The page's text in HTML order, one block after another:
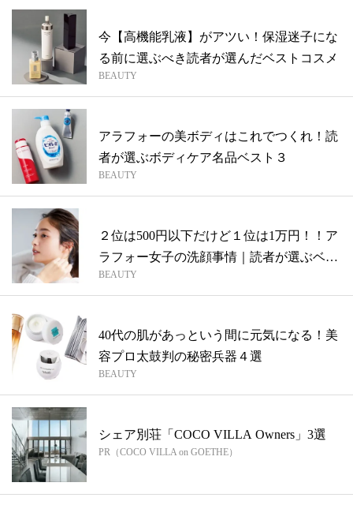
今【高機能乳液】がアツい！保湿迷子にな
る前に選ぶべき読者が選んだベストコスメ
BEAUTY
アラフォーの美ボディはこれでつくれ！読
者が選ぶボディケア名品ベスト３
BEAUTY
２位は500円以下だけど１位は1万円！！ア
ラフォー女子の洗顔事情｜読者が選ぶベ
ス...
BEAUTY
40代の肌があっという間に元気になる！美
容プロ太鼓判の秘密兵器４選
BEAUTY
シェア別荘「COCO VILLA Owners」3選
PR（COCO VILLA on GOETHE）